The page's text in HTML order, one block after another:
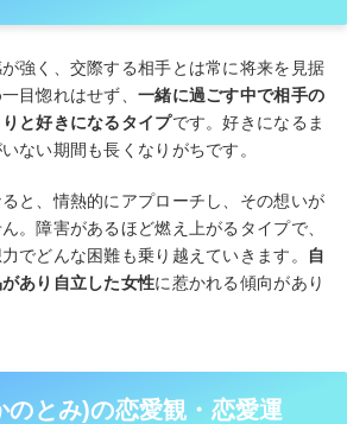
強く、交際する相手とは常に将来を見据
目惚れはせず、一緒に過ごす中で相手の
と好きになるタイプです。好きになるま
ない期間も長くなりがちです。
と、情熱的にアプローチし、その想いが
。障害があるほど燃え上がるタイプで、
でどんな困難も乗り越えていきます。
自
あり自立した女性に惹かれる傾向があり
のとみ)の恋愛観・恋愛運